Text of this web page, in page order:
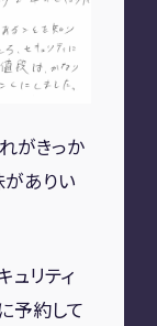
がきっか
がありい
リティ
予約して